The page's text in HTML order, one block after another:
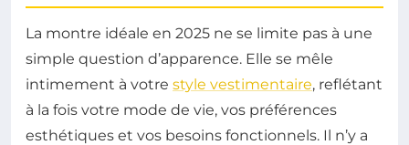
La montre idéale en 2025 ne se limite pas à une
simple question d’apparence. Elle se mêle
intimement à votre style vestimentaire, reflétant
à la fois votre mode de vie, vos préférences
esthétiques et vos besoins fonctionnels. Il n’y a